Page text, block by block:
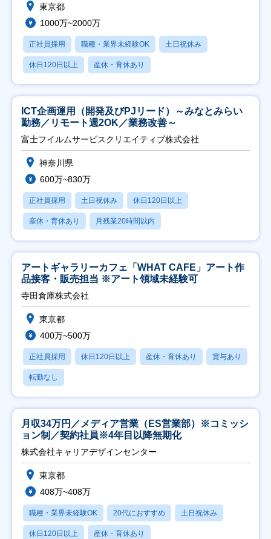
東京都
1000万~2000万
正社員採用 職種・業界未経験OK 土日祝休み
休日120日以上 産休・育休あり
ICT企画運用（開発及びPJリード）～みなとみらい
勤務／リモート週2OK／業務改善～
富士フイルムサービスクリエイティブ株式会社
神奈川県
600万~830万
正社員採用 土日祝休み 休日120日以上
産休・育休あり 月残業20時間以内
アートギャラリーカフェ「WHAT CAFE」アート作
品接客・販売担当 ※アート領域未経験可
寺田倉庫株式会社
東京都
400万~500万
正社員採用 休日120日以上 産休・育休あり 賞与あり
転勤なし
月収34万円／メディア営業（ES営業部）※コミッシ
ョン制／契約社員※4年目以降無期化
株式会社キャリアデザインセンター
東京都
408万~408万
職種・業界未経験OK 20代におすすめ 土日祝休み
休日120日以上 産休・育休あり